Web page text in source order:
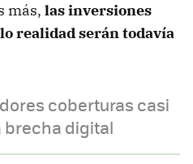
más, las inversiones
realidad serán todavía
coberturas casi
brecha digital